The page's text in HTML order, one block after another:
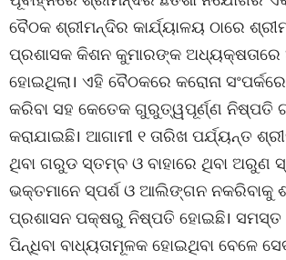
ବୈଠକ ଶ୍ରୀମନ୍ଦିର କାର୍ଯ୍ୟାଳୟ ଠାରେ
ପ୍ରଶାସକ କିଶନ କୁମାରଙ୍କ
ହୋଇଥିଲା। ଏହି ବୈଠକରେ କରୋନା
କରିବା ସହ କେତେକ ଗୁରୁତ୍ୱପୂର୍ଣ୍ଣ ନିଷ୍ପତି
କରାଯାଇଛି। ଆଗାମୀ ୧ ତାରିଖ ପର୍ଯ୍ୟନ୍ତ
ଥିବା ଗରୁଡ ସ୍ତମ୍ବ ଓ ବାହାରେ ଥିବା ଅରୁଣ
ଭକ୍ତମାନେ ସ୍ପର୍ଶ ଓ ଆଲିଙ୍ଗନ ନକରିବାକୁ
ପ୍ରଶାସନ ପକ୍ଷରୁ ନିଷ୍ପତି ହୋଇଛି। ସମସ୍ତ
ପିନ୍ଧିବା ବାଧ୍ୟତାମୂଳକ ହୋଇଥିବା ବେଳେ